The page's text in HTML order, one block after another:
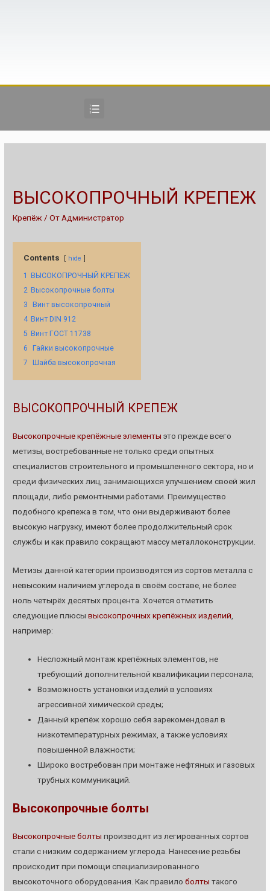
ВЫСОКОПРОЧНЫЙ КРЕПЕЖ
Крепёж/ ОтАдминистратор
Contents hide
1
ВЫСОКОПРОЧНЫЙ КРЕПЕЖ
2 Высокопрочные болты
3
Винт высокопрочный
4 Винт DIN 912
5 Винт ГОСТ 11738
6
Гайки высокопрочные
7
Шайба высокопрочная
ВЫСОКОПРОЧНЫЙ КРЕПЕЖ
Высокопрочные крепёжные элементы это прежде всего
метизы, востребованные не только среди опытных
специалистов строительного и промышленного сектора, но и
среди физических лиц, занимающихся улучшением своей жил
площади, либо ремонтными работами. Преимущество
подобного крепежа в том, что они выдерживают более
высокую нагрузку, имеют более продолжительный срок
службы и как правило сокращают массу металлоконструкции.
Метизы данной категории производятся из сортов металла с
невысоким наличием углерода в своём составе, не более
ноль четырёх десятых процента. Хочется отметить
следующие плюсывысокопрочных крепёжных изделий
например:
Несложный монтаж крепёжных элементов, не
требующий дополнительной квалификации персонала;
Возможность установки изделий в условиях
агрессивной химической среды;
Данный крепёж хорошо себя зарекомендовал в
низкотемпературных режимах, а также условиях
повышенной влажности;
Широко востребован при монтаже нефтяных и газовых
трубных коммуникаций.
Высокопрочные болты
Высокопрочные болты производят из легированных сортов
стали с низким содержанием углерода. Нанесение резьбы
происходит при помощи специализированного
высокоточного оборудования. Как правилоболты такого